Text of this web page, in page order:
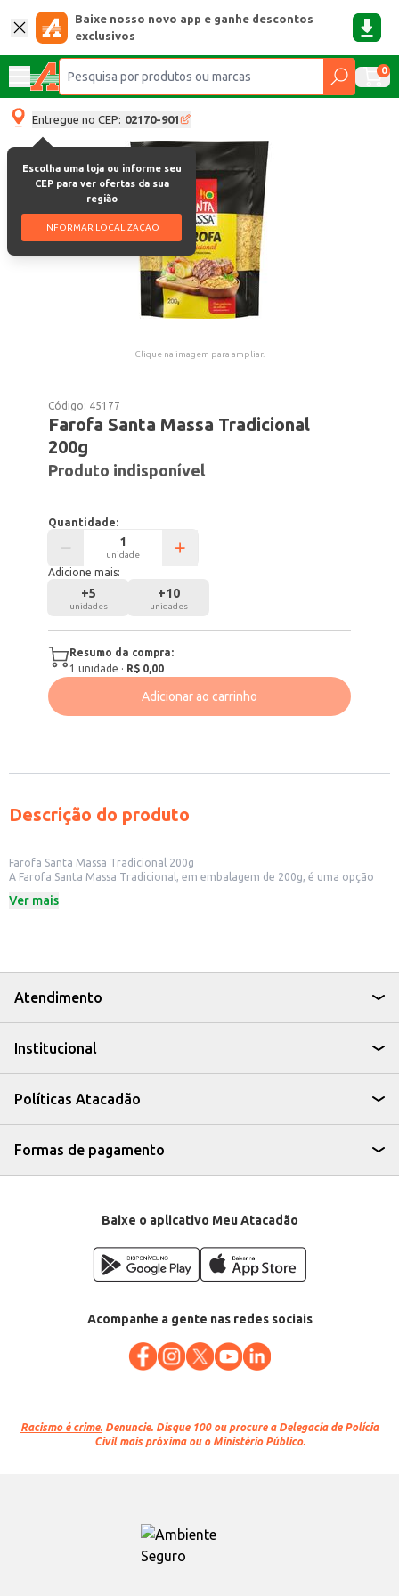
Baixe nosso novo app e ganhe descontos
exclusivos
0
Entregue no CEP: 02170-901
Escolha uma loja ou informe seu
CEP para ver ofertas da sua
região
INFORMAR LOCALIZAÇÃO
Clique na imagem para ampliar.
Código: 45177
Farofa Santa Massa Tradicional
200g
Produto indisponível
Quantidade:
unidade
Adicione mais:
+5
unidades
+10
unidades
Resumo da compra:
1 unidade · R$ 0,00
Adicionar ao carrinho
Descrição do produto
Farofa Santa Massa Tradicional 200g
A Farofa Santa Massa Tradicional, em embalagem de 200g, é uma opção
busca um acompanhamento versátil e com o sabor tradicional da farofa
Ingrediente para recheios de aves e tortas salgadas.
Adição em pratos como feijão tropeiro e tutu de feijão.
Opção para incrementar saladas e pratos com legumes.
Ver mais
Atendimento
Institucional
Políticas Atacadão
Formas de pagamento
Baixe o aplicativo Meu Atacadão
Acompanhe a gente nas redes sociais
Racismo é crime. Denuncie. Disque 100 ou procure a Delegacia de Polícia
Civil mais próxima ou o Ministério Público.